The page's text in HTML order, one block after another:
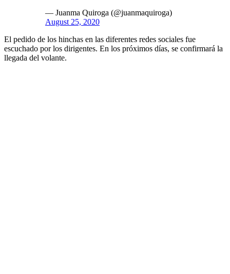
— Juanma Quiroga (@juanmaquiroga)
August 25, 2020
El pedido de los hinchas en las diferentes redes sociales fue
escuchado por los dirigentes. En los próximos días, se confirmará la
llegada del volante.